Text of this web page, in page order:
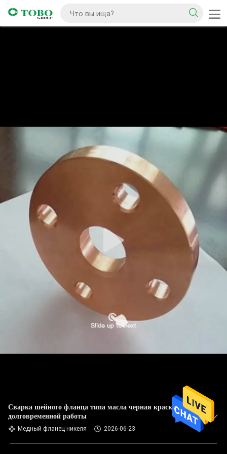
Сварка шейного фланца типа масла черная краска для
долговременной работы
Медный фланец никеля 2026-06-23